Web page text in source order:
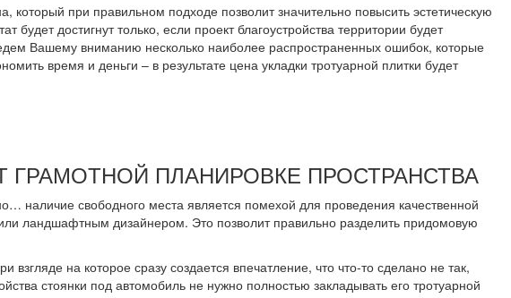
при правильном подходе позволит значительно повысить эстетическую
будет достигнут только, если проект благоустройства территории будет
Вашему вниманию несколько наиболее распространенных ошибок, которые
время и деньги – в результате цена укладки тротуарной плитки будет
ПЛАНИРОВКЕ ПРОСТРАНСТВА
наличие свободного места является помехой для проведения качественной
ландшафтным дизайнером. Это позволит правильно разделить придомовую
на которое сразу создается впечатление, что что-то сделано не так,
стоянки под автомобиль не нужно полностью закладывать его тротуарной